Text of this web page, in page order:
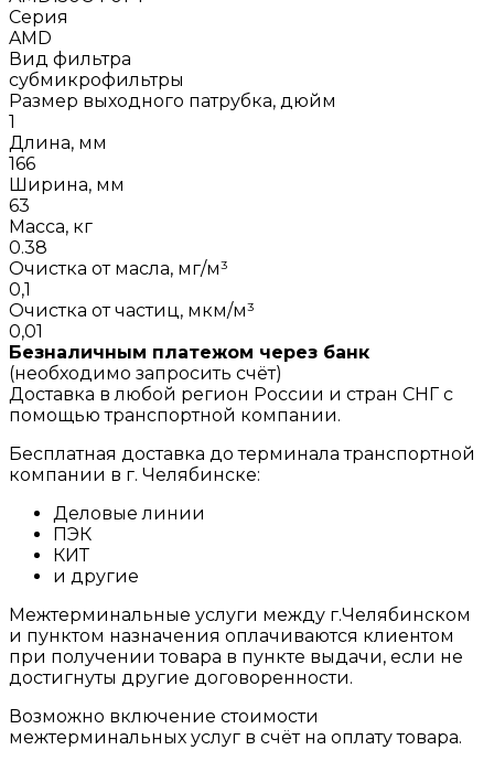
Серия
AMD
Вид фильтра
субмикрофильтры
Размер выходного патрубка, дюйм
1
Длина, мм
166
Ширина, мм
63
Масса, кг
0.38
Очистка от масла, мг/м³
0,1
Очистка от частиц, мкм/м³
0,01
Безналичным платежом через банк
(необходимо запросить счёт)
Доставка в любой регион России и стран СНГ с
помощью транспортной компании.
Бесплатная доставка до терминала транспортной
компании в г. Челябинске:
Деловые линии
ПЭК
КИТ
и другие
Межтерминальные услуги между г.Челябинском
и пунктом назначения оплачиваются клиентом
при получении товара в пункте выдачи, если не
достигнуты другие договоренности.
Возможно включение стоимости
межтерминальных услуг в счёт на оплату товара.